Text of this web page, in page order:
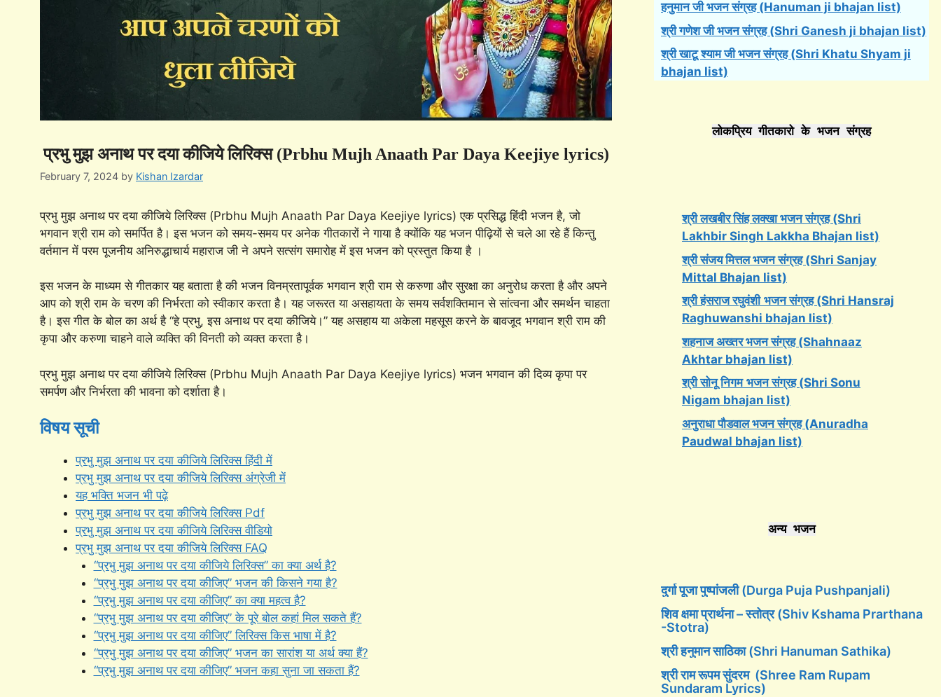
प्रभु मुझ अनाथ पर दया कीजिये लिरिक्स (Prbhu Mujh Anaath Par Daya Keejiye lyrics)
February 7, 2024 by Kishan Izardar
प्रभु मुझ अनाथ पर दया कीजिये लिरिक्स (Prbhu Mujh Anaath Par Daya Keejiye lyrics) एक प्रसिद्ध हिंदी भजन है, जो
भगवान श्री राम को समर्पित है। इस भजन को समय-समय पर अनेक गीतकारों ने गाया है क्योंकि यह भजन पीढ़ियों से चले आ रहे हैं किन्तु
वर्तमान में परम पूजनीय अनिरुद्धाचार्य महाराज जी ने अपने सत्संग समारोह में इस भजन को प्रस्तुत किया है ।
इस भजन के माध्यम से गीतकार यह बताता है की भजन विनम्रतापूर्वक भगवान श्री राम से करुणा और सुरक्षा का अनुरोध करता है और अपने
आप को श्री राम के चरण की निर्भरता को स्वीकार करता है। यह जरूरत या असहायता के समय सर्वशक्तिमान से सांत्वना और समर्थन चाहता
है। इस गीत के बोल का अर्थ है “हे प्रभु, इस अनाथ पर दया कीजिये।” यह असहाय या अकेला महसूस करने के बावजूद भगवान श्री राम की
कृपा और करुणा चाहने वाले व्यक्ति की विनती को व्यक्त करता है।
प्रभु मुझ अनाथ पर दया कीजिये लिरिक्स (Prbhu Mujh Anaath Par Daya Keejiye lyrics) भजन भगवान की दिव्य कृपा पर
समर्पण और निर्भरता की भावना को दर्शाता है।
विषय सूची
प्रभु मुझ अनाथ पर दया कीजिये लिरिक्स हिंदी में
प्रभु मुझ अनाथ पर दया कीजिये लिरिक्स अंग्रेजी में
यह भक्ति भजन भी पढ़े
प्रभु मुझ अनाथ पर दया कीजिये लिरिक्स Pdf
प्रभु मुझ अनाथ पर दया कीजिये लिरिक्स वीडियो
प्रभु मुझ अनाथ पर दया कीजिये लिरिक्स FAQ
“प्रभु मुझ अनाथ पर दया कीजिये लिरिक्स” का क्या अर्थ है?
“प्रभु मुझ अनाथ पर दया कीजिए” भजन की किसने गया है?
“प्रभु मुझ अनाथ पर दया कीजिए” का क्या महत्व है?
“प्रभु मुझ अनाथ पर दया कीजिए” के पूरे बोल कहां मिल सकते हैं?
“प्रभु मुझ अनाथ पर दया कीजिए” लिरिक्स किस भाषा में है?
“प्रभु मुझ अनाथ पर दया कीजिए” भजन का सारांश या अर्थ क्या हैं?
“प्रभु मुझ अनाथ पर दया कीजिए” भजन कहा सुना जा सकता हैं?
हनुमान जी भजन संग्रह (Hanuman ji bhajan list)
श्री गणेश जी भजन संग्रह (Shri Ganesh ji bhajan list)
श्री खाटू श्याम जी भजन संग्रह (Shri Khatu Shyam ji
bhajan list)
लोकप्रिय गीतकारो के भजन संग्रह
श्री लखबीर सिंह लक्खा भजन संग्रह (Shri
Lakhbir Singh Lakkha Bhajan list)
श्री संजय मित्तल भजन संग्रह (Shri Sanjay
Mittal Bhajan list)
श्री हंसराज रघुवंशी भजन संग्रह (Shri Hansraj
Raghuwanshi bhajan list)
शहनाज अख्तर भजन संग्रह (Shahnaaz
Akhtar bhajan list)
श्री सोनू निगम भजन संग्रह (Shri Sonu
Nigam bhajan list)
अनुराधा पौडवाल भजन संग्रह (Anuradha
Paudwal bhajan list)
अन्य भजन
दुर्गा पूजा पुष्पांजली (Durga Puja Pushpanjali)
शिव क्षमा प्रार्थना – स्तोत्र (Shiv Kshama Prarthana
-Stotra)
श्री हनुमान साठिका (Shri Hanuman Sathika)
श्री राम रूपम सुंदरम (Shree Ram Rupam
Sundaram Lyrics)